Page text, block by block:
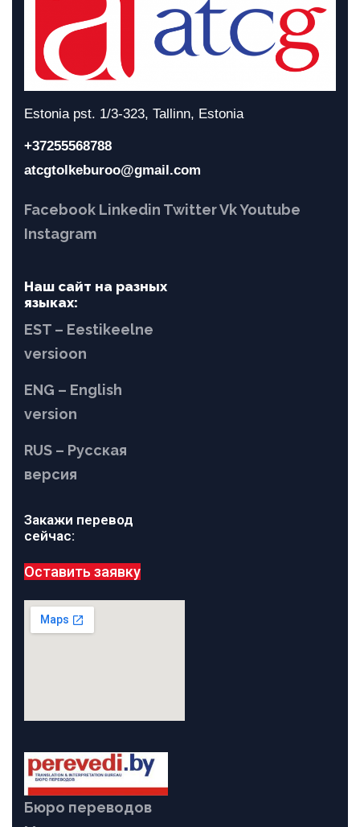
Estonia pst. 1/3-323, Tallinn, Estonia
+37255568788
atcgtolkeburoo@gmail.com
Facebook Linkedin TwitterVkYoutube
Instagram
Наш сайт на разных
языках:
EST – Eestikeelne
versioon
ENG – English
version
RUS – Русская
версия
Закажи перевод
сейчас:
Оставить заявку
Бюро переводов